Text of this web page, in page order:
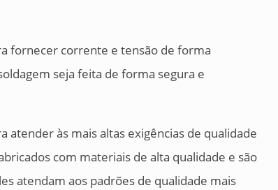
fornecer corrente e tensão de forma
seja feita de forma segura e
às mais altas exigências de qualidade
com materiais de alta qualidade e são
atendam aos padrões de qualidade mais